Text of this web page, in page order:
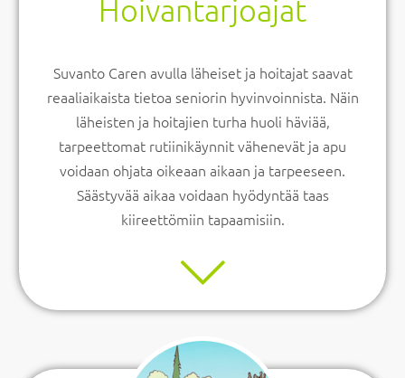
Hoivantarjoajat
Suvanto Caren avulla läheiset ja hoitajat saavat
reaaliaikaista tietoa seniorin hyvinvoinnista. Näin
läheisten ja hoitajien turha huoli häviää,
tarpeettomat rutiinikäynnit vähenevät ja apu
voidaan ohjata oikeaan aikaan ja tarpeeseen.
Säästyvää aikaa voidaan hyödyntää taas
kiireettömiin tapaamisiin.